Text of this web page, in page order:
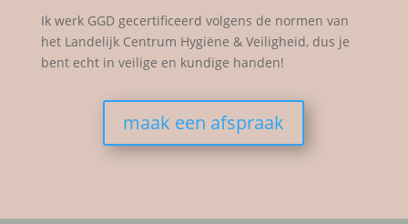
Ik werk GGD gecertificeerd volgens de normen van
het Landelijk Centrum Hygiëne & Veiligheid, dus je
bent echt in veilige en kundige handen!
maak een afspraak